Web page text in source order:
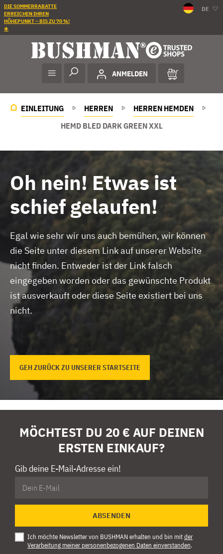
DIE SOMMERRABATTE
ERREICHEN IHREN
HÖHEPUNKT – BIS ZU 70 %!
☀️
DE
ANMELDEN
EINLEITUNG HERREN
HERREN HEMDEN
HEMD BLED DARK GREEN XXL
Oh nein! Etwas ist
schief gelaufen!
Egal wie sehr wir uns auch bemühen, wir können
die Seite unter diesem Link auf unserer Website
nicht finden. Entweder ist der Link falsch
eingegeben worden oder das gewünschte Produkt
ist ausverkauft oder diese Seite existiert bei uns
nicht.
GEH ZURÜCK ZU UNSERER STARTSEITE
MÖCHTEST DU 20 € AUF DEINEN
ERSTEN EINKAUF?
Gib deine E-Mail-Adresse ein!
ABSENDEN
Ich möchte Newsletter von BUSHMAN erhalten und bin mitder
Verarbeitung meiner personenbezogenen Daten einverstanden.